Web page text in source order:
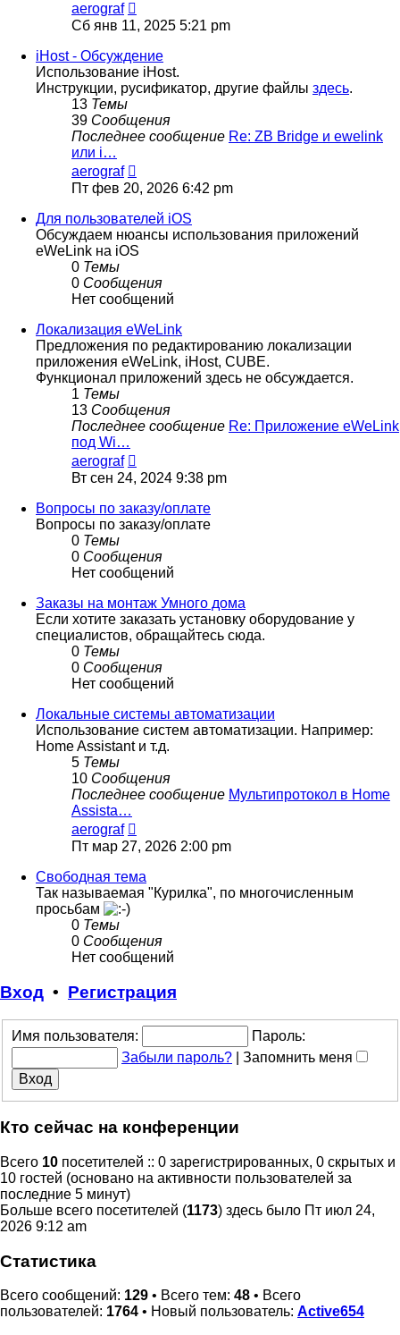
aerograf
последнему
сообщению
Сб янв 11, 2025 5:21 pm
iHost - Обсуждение
Использование iHost.
Инструкции, русификатор, другие файлы здесь.
13 Темы
39 Сообщения
Последнее сообщение Re: ZB Bridge и ewelink
или i…
aerograf
к
последнему
сообщению
Пт фев 20, 2026 6:42 pm
Для пользователей iOS
Обсуждаем нюансы использования приложений
eWeLink на iOS
0 Темы
0 Сообщения
Нет сообщений
Локализация eWeLink
Предложения по редактированию локализации
приложения eWeLink, iHost, CUBE.
Функционал приложений здесь не обсуждается.
1 Темы
13 Сообщения
Последнее сообщение Re: Приложение eWeLink
под Wi…
aerograf
к
последнему
сообщению
Вт сен 24, 2024 9:38 pm
Вопросы по заказу/оплате
Вопросы по заказу/оплате
0 Темы
0 Сообщения
Нет сообщений
Заказы на монтаж Умного дома
Если хотите заказать установку оборудование у
специалистов, обращайтесь сюда.
0 Темы
0 Сообщения
Нет сообщений
Локальные системы автоматизации
Использование систем автоматизации. Например:
Home Assistant и т.д.
5 Темы
10 Сообщения
Последнее сообщение Мультипротокол в Home
Assista…
aerograf
к
последнему
сообщению
Пт мар 27, 2026 2:00 pm
Свободная тема
Так называемая "Курилка", по многочисленным
просьбам
0 Темы
0 Сообщения
Нет сообщений
Вход • Регистрация
Имя пользователя:
Пароль:
Забыли пароль?
Запомнить меня
Кто сейчас на конференции
Всего 10 посетителей :: 0 зарегистрированных, 0 скрытых и
10 гостей (основано на активности пользователей за
последние 5 минут)
Больше всего посетителей (1173) здесь было Пт июл 24,
2026 9:12 am
Статистика
Всего сообщений: 129 • Всего тем: 48 • Всего
пользователей: 1764 • Новый пользователь: Active654